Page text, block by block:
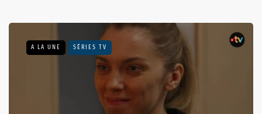
A LA UNE SÉRIES TV